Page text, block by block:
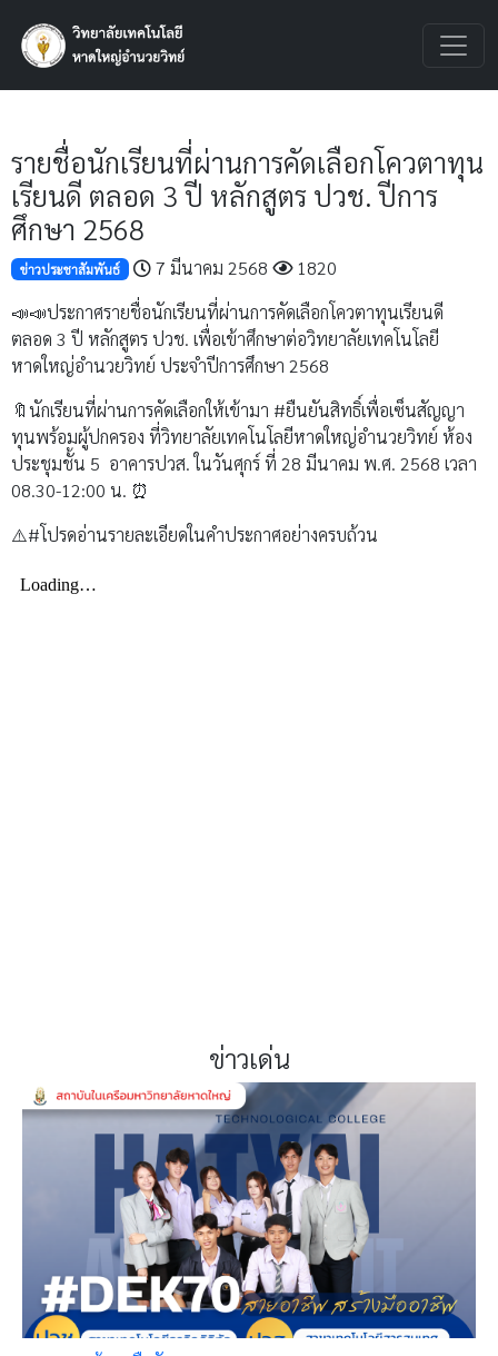
รายชื่อนักเรียนที่ผ่านการคัดเลือกโควตาทุน
เรียนดี ตลอด 3 ปี หลักสูตร ปวช. ปีการ
ศึกษา 2568
ข่าวประชาสัมพันธ์ 7 มีนาคม 2568
1820
📣📣ประกาศรายชื่อนักเรียนที่ผ่านการคัดเลือกโควตาทุนเรียนดี
ตลอด 3 ปี หลักสูตร ปวช. เพื่อเข้าศึกษาต่อวิทยาลัยเทคโนโลยี
หาดใหญ่อำนวยวิทย์ ประจำปีการศึกษา 2568
🔖นักเรียนที่ผ่านการคัดเลือกให้เข้ามา #ยืนยันสิทธิ์เพื่อเซ็นสัญญา
ทุนพร้อมผู้ปกครอง ที่วิทยาลัยเทคโนโลยีหาดใหญ่อำนวยวิทย์ ห้อง
ประชุมชั้น 5 อาคารปวส. ในวันศุกร์ ที่ 28 มีนาคม พ.ศ. 2568 เวลา
08.30-12:00 น. ⏰
⚠️#โปรดอ่านรายละเอียดในคำประกาศอย่างครบถ้วน
ข่าวเด่น